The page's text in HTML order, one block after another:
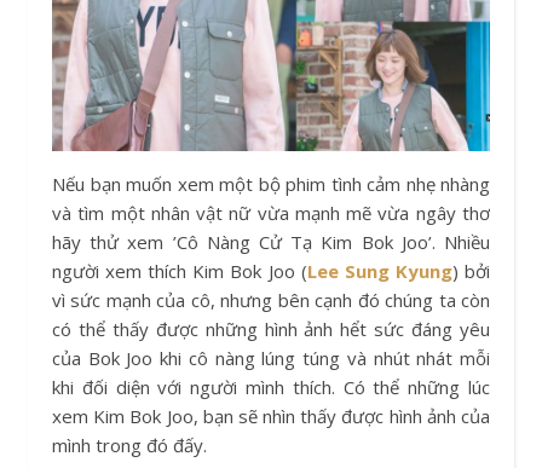
Nếu bạn muốn xem một bộ phim tình cảm nhẹ nhàng
và tìm một nhân vật nữ vừa mạnh mẽ vừa ngây thơ
hãy thử xem ’Cô Nàng Cử Tạ Kim Bok Joo’. Nhiều
người xem thích Kim Bok Joo (Lee Sung Kyung) bởi
vì sức mạnh của cô, nhưng bên cạnh đó chúng ta còn
có thể thấy được những hình ảnh hểt sức đáng yêu
của Bok Joo khi cô nàng lúng túng và nhút nhát mỗi
khi đối diện với người mình thích. Có thể những lúc
xem Kim Bok Joo, bạn sẽ nhìn thấy được hình ảnh của
mình trong đó đấy.